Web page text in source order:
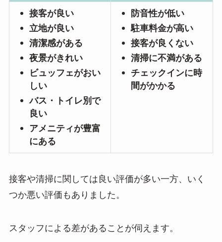
接客が良い
立地が良い
清潔感がある
夜景がきれい
ビュッフェがおい
しい
バス・トイレ別で
良い
アメニティが豊富
にある
防音性が低い
駐車料金が高い
接客が良くない
清掃に不満がある
チェックインに時
間がかかる
接客や清掃に関しては良い評価が多い一方、いく
つか悪い評価もありました。
スタッフによる差があることが伺えます。